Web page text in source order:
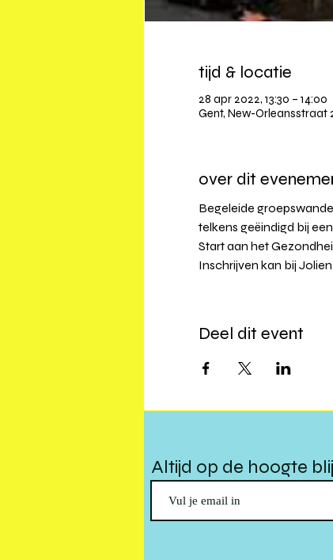
tijd & locatie
28 apr 2022, 13:30 – 14:00
Gent, New-Orleansstraat
over dit
Begeleide
telkens geëindigd bij
Start aan het
Inschrijven kan bij
Deel dit event
Altijd op de hoogte